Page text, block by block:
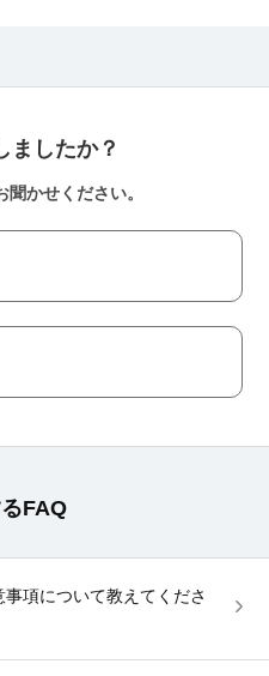
ましたか？
かせください。
FAQ
項について教えてくださ